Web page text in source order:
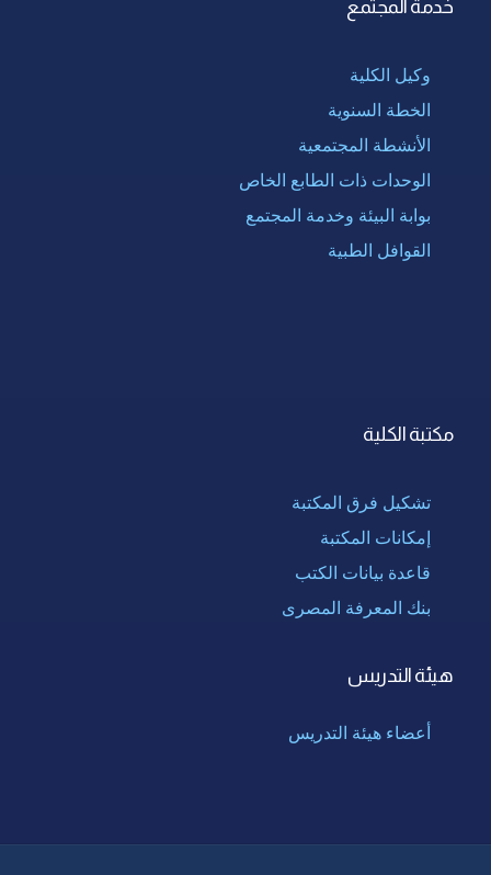
خدمة المجتمع
وكيل الكلية
الخطة السنوية
الأنشطة المجتمعية
الوحدات ذات الطابع الخاص
بوابة البيئة وخدمة المجتمع
القوافل الطبية
مكتبة الكلية
تشكيل فرق المكتبة
إمكانات المكتبة
قاعدة بيانات الكتب
بنك المعرفة المصرى
هيئة التدريس
أعضاء هيئة التدريس